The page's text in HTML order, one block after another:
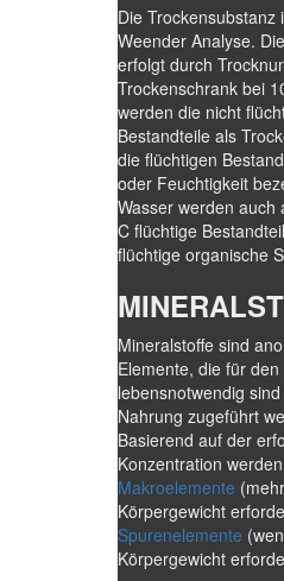
Die Trockensubstanz
Weender Analyse.
erfolgt durch
Trockenschrank bei
werden die nicht
Bestandteile als
die flüchtigen
oder Feuchtigkeit
Wasser werden auch
C flüchtige
flüchtige organische
Mineralstoffe sind
Elemente, die für
lebensnotwendig
Nahrung zugeführt
Basierend auf der
Konzentration
Makroelemente
Körpergewicht
Spurenelemente
Körpergewicht